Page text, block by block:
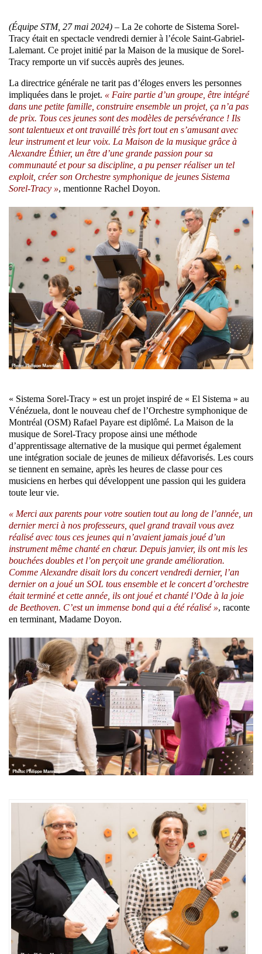
(Équipe STM, 27 mai 2024) – La 2e cohorte de Sistema Sorel-
Tracy était en spectacle vendredi dernier à l’école Saint-Gabriel-
Lalemant. Ce projet initié par la Maison de la musique de Sorel-
Tracy remporte un vif succès auprès des jeunes.
La directrice générale ne tarit pas d’éloges envers les personnes
impliquées dans le projet. « Faire partie d’un groupe, être intégré
dans une petite famille, construire ensemble un projet, ça n’a pas
de prix. Tous ces jeunes sont des modèles de persévérance ! Ils
sont talentueux et ont travaillé très fort tout en s’amusant avec
leur instrument et leur voix. La Maison de la musique grâce à
Alexandre Éthier, un être d’une grande passion pour sa
communauté et pour sa discipline, a pu penser réaliser un tel
exploit, créer son Orchestre symphonique de jeunes Sistema
Sorel-Tracy », mentionne Rachel Doyon.
« Sistema Sorel-Tracy » est un projet inspiré de « El Sistema » au
Vénézuela, dont le nouveau chef de l’Orchestre symphonique de
Montréal (OSM) Rafael Payare est diplômé. La Maison de la
musique de Sorel-Tracy propose ainsi une méthode
d’apprentissage alternative de la musique qui permet également
une intégration sociale de jeunes de milieux défavorisés. Les cours
se tiennent en semaine, après les heures de classe pour ces
musiciens en herbes qui développent une passion qui les guidera
toute leur vie.
« Merci aux parents pour votre soutien tout au long de l’année, un
dernier merci à nos professeurs, quel grand travail vous avez
réalisé avec tous ces jeunes qui n’avaient jamais joué d’un
instrument même chanté en chœur. Depuis janvier, ils ont mis les
bouchées doubles et l’on perçoit une grande amélioration.
Comme Alexandre disait lors du concert vendredi dernier, l’an
dernier on a joué un SOL tous ensemble et le concert d’orchestre
était terminé et cette année, ils ont joué et chanté l’Ode à la joie
de Beethoven. C’est un immense bond qui a été réalisé », raconte
en terminant, Madame Doyon.